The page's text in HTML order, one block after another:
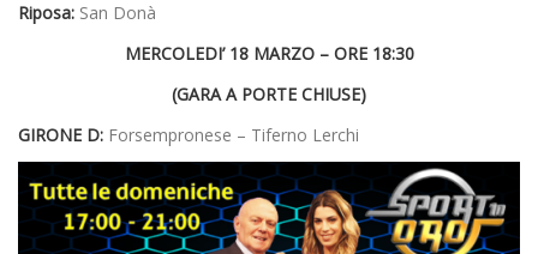
Riposa: San Donà
MERCOLEDI’ 18 MARZO – ORE 18:30
(GARA A PORTE CHIUSE)
GIRONE D: Forsempronese – Tiferno Lerchi